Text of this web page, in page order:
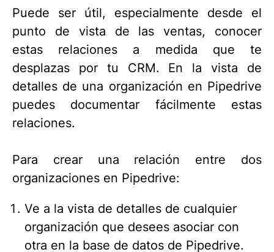
Puede ser útil, especialmente desde el
punto de vista de las ventas, conocer
estas relaciones a medida que te
desplazas por tu CRM. En la vista de
detalles de una organización en Pipedrive
puedes documentar fácilmente estas
relaciones.
Para crear una relación entre dos
organizaciones en Pipedrive:
Ve a la vista de detalles de cualquier
organización que desees asociar con
otra en la base de datos de Pipedrive.